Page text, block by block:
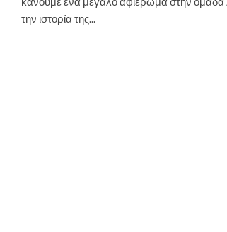
την ιστορία της...